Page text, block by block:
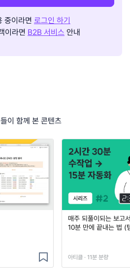
중이라면 로그인 하기
이라면 B2B 서비스 안내
이 함께 본 콘텐츠
매주 되풀이되는 보고
10분 만에 끝내는 법 (
아티클 · 11분 분량